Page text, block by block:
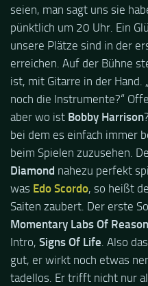
seien, man sagt uns sie
pünktlich um 20 Uhr. Ein
unsere Plätze sind in der
erreichen. Auf der Bühne
ist, mit Gitarre in der
noch die Instrumente?“
aber wo ist Bobby Harrison
bei dem es einfach immer
beim Spielen zuzusehen.
Diamond nahezu perfekt
was Edo Scordo, so heißt
Saiten zaubert. Der erste
Momentary Labs Of Reason
Intro, Signs Of Life. Also
gut, er wirkt noch etwas
tadellos. Er trifft nicht nur